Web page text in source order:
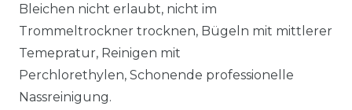
Bleichen nicht erlaubt, nicht im
Trommeltrockner trocknen, Bügeln mit mittlerer
Temepratur, Reinigen mit
Perchlorethylen, Schonende professionelle
Nassreinigung.